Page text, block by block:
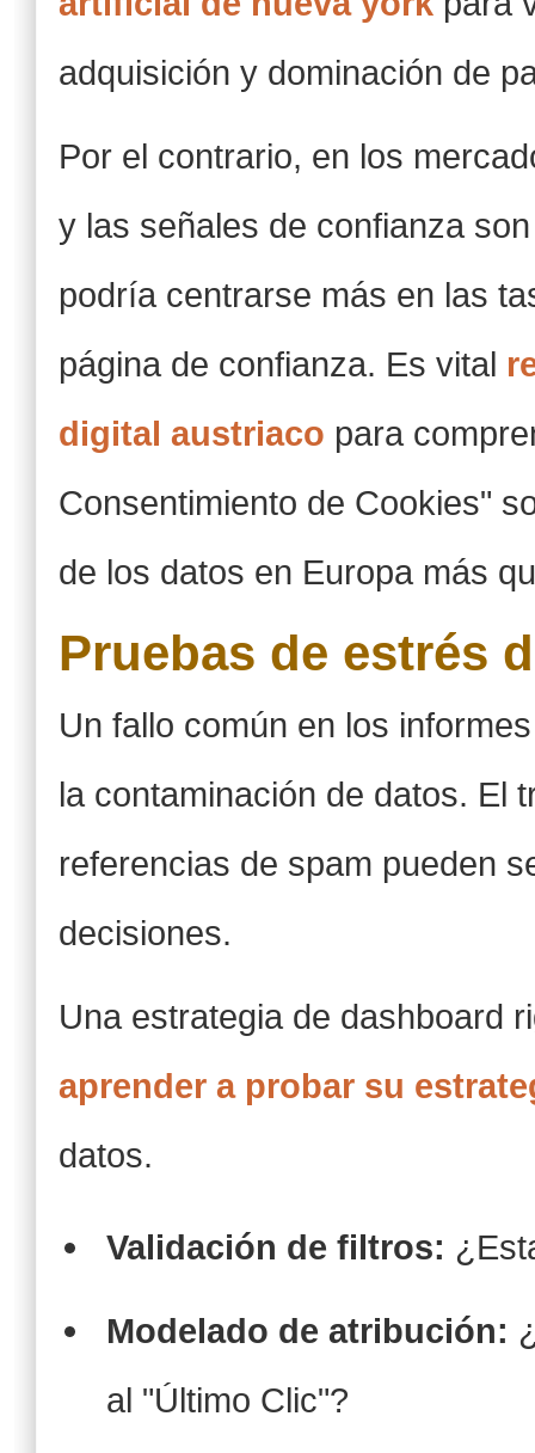
adquisición y dominación de
Por el contrario, en los
y las señales de confianza
podría centrarse más en las
página de confianza. Es vital
digital austriaco para
Consentimiento de Cookies"
de los datos en Europa más
Pruebas de estrés
Un fallo común en los
la contaminación de datos. El
referencias de spam pueden
decisiones.
Una estrategia de dashboard
aprender a probar su
datos.
Validación de filtros:
Modelado de atribución:
al "Último Clic"?